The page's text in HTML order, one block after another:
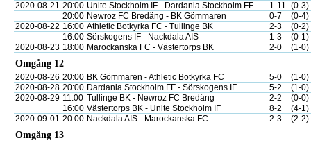
2020-08-21 20:00 Unite Stockholm IF - Dardania Stockholm FF 1-11 (0-3)
20:00 Newroz FC Bredäng - BK Gömmaren 0-7
(0-4)
2020-08-22 16:00 Athletic Botkyrka FC - Tullinge BK 2-3
(0-2)
16:00 Sörskogens IF - Nackdala AIS 1-3
(0-1)
2020-08-23 18:00 Marockanska FC - Västertorps BK 2-0 (1-0)
Omgång 12
2020-08-26 20:00 BK Gömmaren - Athletic Botkyrka FC 5-0
(1-0)
2020-08-28 20:00 Dardania Stockholm FF - Sörskogens IF 5-2
(1-0)
2020-08-29 11:00 Tullinge BK - Newroz FC Bredäng 2-2
(0-0)
16:00 Västertorps BK - Unite Stockholm IF 8-2
(4-1)
2020-09-01 20:00 Nackdala AIS - Marockanska FC 2-3 (2-2)
Omgång 13